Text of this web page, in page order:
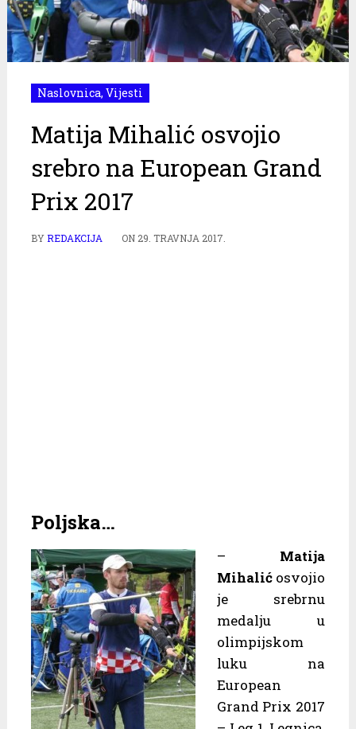
Naslovnica, Vijesti
Matija Mihalić osvojio
srebro na European Grand
Prix 2017
BYREDAKCIJA ON 29. TRAVNJA 2017.
Poljska…
– Matija
Mihalićosvojio
je srebrnu
medalju u
olimpijskom
luku na
European
Grand Prix 2017